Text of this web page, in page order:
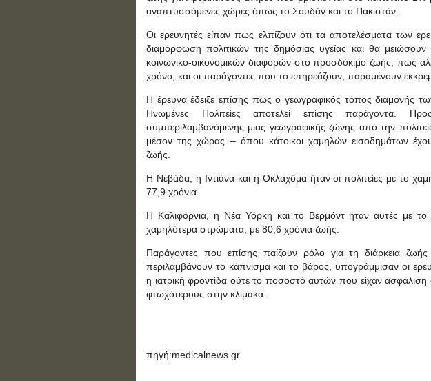
αναπτυσσόμενες χώρες όπως το Σουδάν και το Πακιστάν.
Οι ερευνητές είπαν πως ελπίζουν ότι τα αποτελέσματα των
διαμόρφωση πολιτικών της δημόσιας υγείας και θα
κοινωνικο-οικονομικών διαφορών στο προσδόκιμο ζωής, πώς
χρόνο, και οι παράγοντες που το επηρεάζουν, παραμένουν
Η έρευνα έδειξε επίσης πως ο γεωγραφικός τόπος διαμονής
Ηνωμένες Πολιτείες αποτελεί επίσης παράγοντα.
συμπεριλαμβανόμενης μιας γεωγραφικής ζώνης από την
μέσον της χώρας – όπου κάτοικοι χαμηλών εισοδημάτων
ζωής.
Η Νεβάδα, η Ιντιάνα και η Οκλαχόμα ήταν οι πολιτείες με το
77,9 χρόνια.
Η Καλιφόρνια, η Νέα Υόρκη και το Βερμόντ ήταν αυτές με το
χαμηλότερα στρώματα, με 80,6 χρόνια ζωής.
Παράγοντες που επίσης παίζουν ρόλο για τη διάρκεια
περιλαμβάνουν το κάπνισμα και το βάρος, υπογράμμισαν οι
η ιατρική φροντίδα ούτε το ποσοστό αυτών που είχαν ασφάλιση
φτωχότερους στην κλίμακα.
πηγή:medicalnews.gr